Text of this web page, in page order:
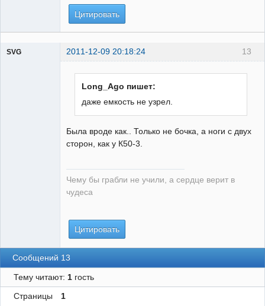
Цитировать
13
SVG 2011-12-09 20:18:24
Long_Ago пишет:
даже емкость не узрел.
Была вроде как.. Только не бочка, а ноги с двух
сторон, как у К50-3.
Чему бы грабли не учили, а сердце верит в
чудеса
Цитировать
Сообщений 13
Тему читают: 1гость
Страницы 1